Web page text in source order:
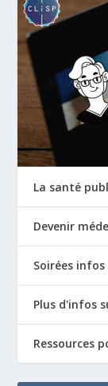
La santé
Devenir
Soirées infos
Plus d'infos
Ressources